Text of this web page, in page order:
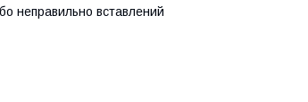
неправильно вставлений